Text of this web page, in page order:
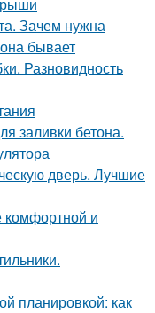
Зачем нужна
бывает
Разновидность
заливки бетона.
дверь. Лучшие
комфортной и
планировкой: как